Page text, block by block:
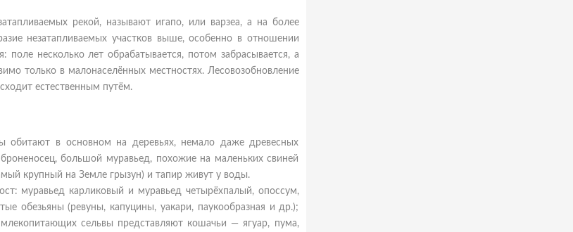
рекой, называют игапо, или варзеа, а на более
незатапливаемых участков выше, особенно в отношении
несколько лет обрабатывается, потом забрасывается, а
только в малонаселённых местностях. Лесовозобновление
естественным путём.
обитают в основном на деревьях, немало даже древесных
большой муравьед, похожие на маленьких свиней
крупный на Земле грызун) и тапир живут у воды.
муравьед карликовый и муравьед четырёхпалый, опоссум,
обезьяны (ревуны, капуцины, уакари, паукообразная и др.);
сельвы представляют кошачьи — ягуар, пума,